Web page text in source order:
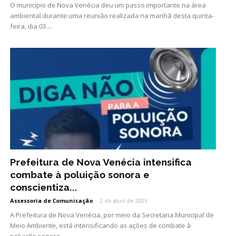
O município de Nova Venécia deu um passo importante na área
ambiental durante uma reunião realizada na manhã desta quinta-
feira, dia 03....
Prefeitura de Nova Venécia intensifica
combate à poluição sonora e
conscientiza...
Assessoria de Comunicação - 2 de abril de 2025
A Prefeitura de Nova Venécia, por meio da Secretaria Municipal de
Meio Ambiente, está intensificando as ações de combate à